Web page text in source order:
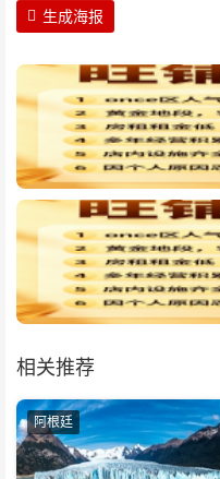
生成海报
相关推荐
阿根廷